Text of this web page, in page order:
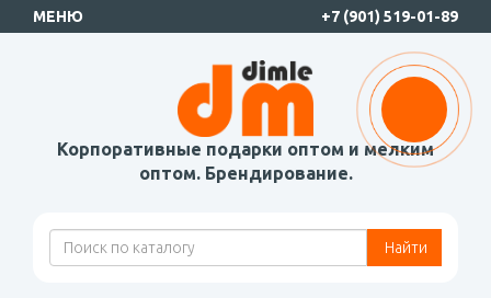
МЕНЮ +7 (901) 519-01-89
Корпоративные подарки оптом и мелким
оптом. Брендирование.
Найти